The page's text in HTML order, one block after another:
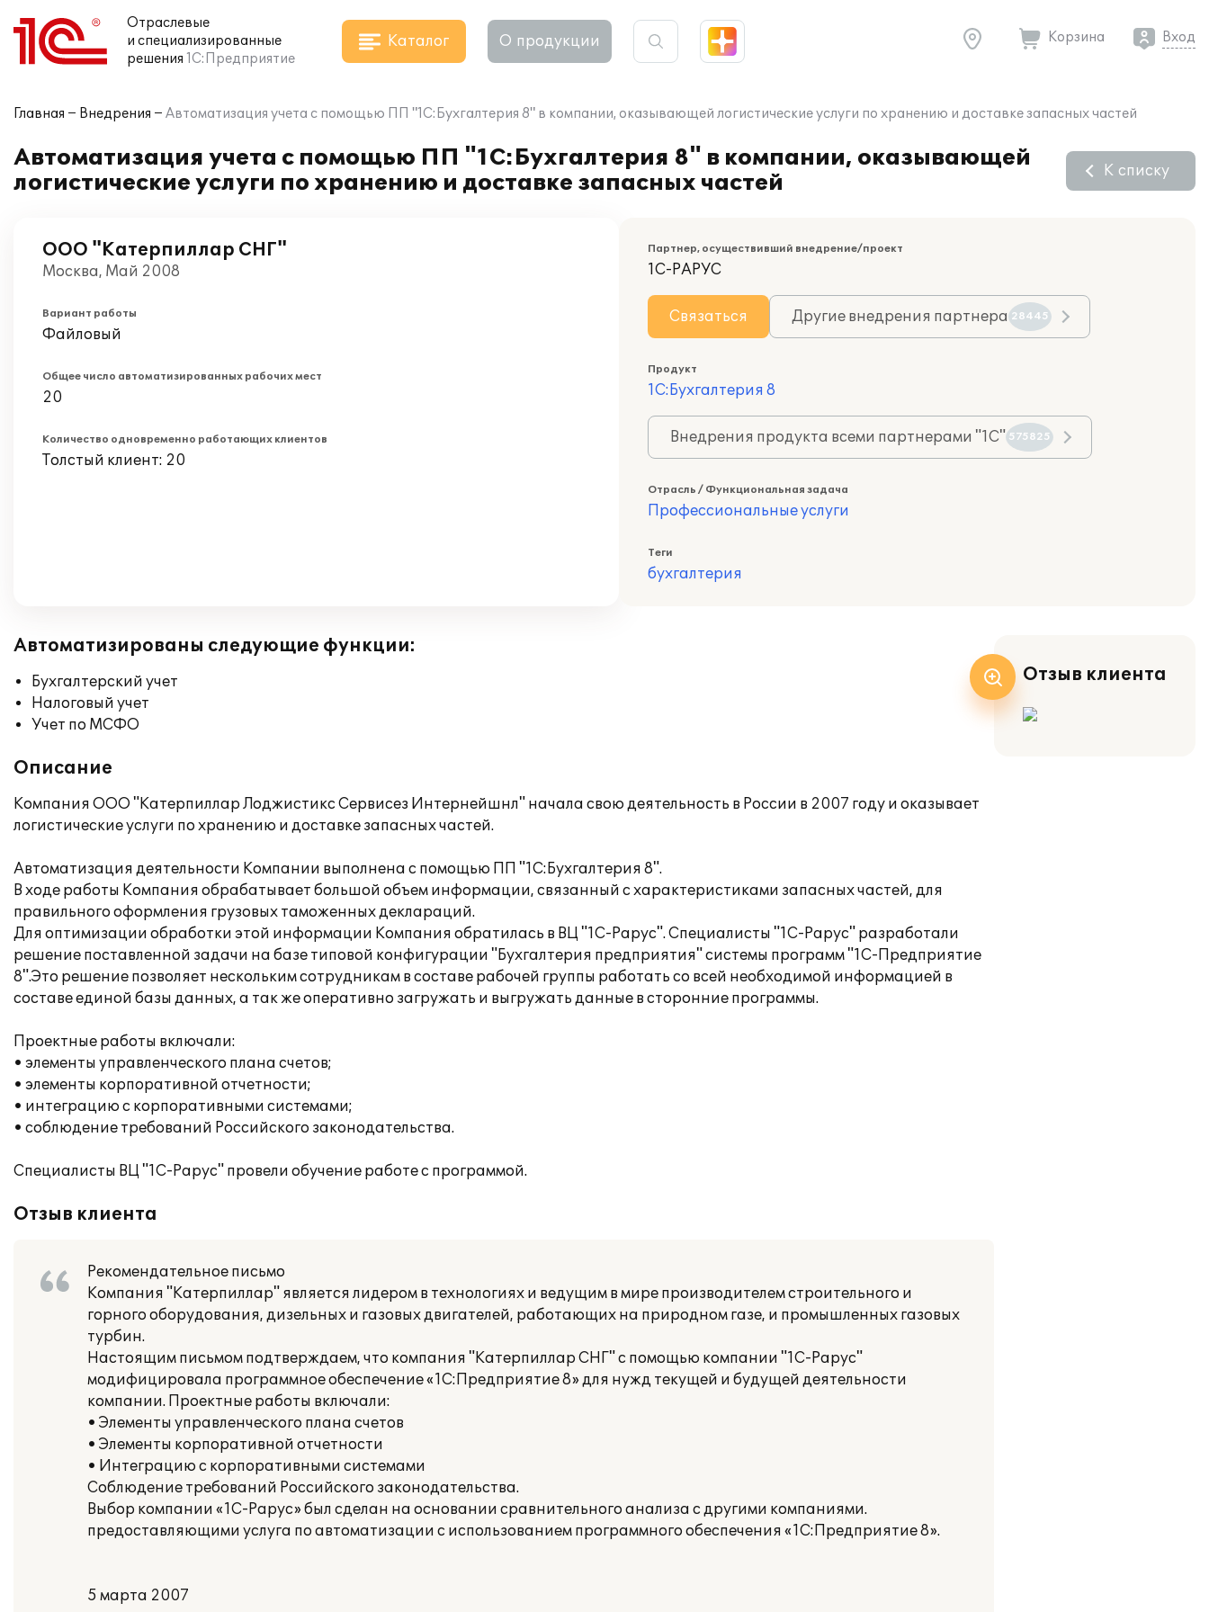
Отраслевые
и специализированные
решения 1С:Предприятие
Каталог О продукции Корзина Вход
Главная Внедрения Автоматизация учета с помощью ПП "1С:Бухгалтерия 8" в компании, оказывающей логистические услуги по хранению и доставке запасных частей
Автоматизация учета с помощью ПП "1С:Бухгалтерия 8" в компании, оказывающей
логистические услуги по хранению и доставке запасных частей
К списку
ООО "Катерпиллар СНГ"
Москва, Май 2008
Вариант работы
Файловый
Общее число автоматизированных рабочих мест
20
Количество одновременно работающих клиентов
Толстый клиент: 20
Партнер, осуществивший внедрение/проект
1С-РАРУС
Связаться Другие внедрения партнера 28445
Продукт
1С:Бухгалтерия 8
Внедрения продукта всеми партнерами "1С" 575825
Отрасль / Функциональная задача
Профессиональные услуги
Теги
бухгалтерия
Автоматизированы следующие функции:
Бухгалтерский учет
Налоговый учет
Учет по МСФО
Описание
Компания ООО "Катерпиллар Лоджистикс Сервисез Интернейшнл" начала свою деятельность в России в 2007 году и оказывает
логистические услуги по хранению и доставке запасных частей.
Автоматизация деятельности Компании выполнена с помощью ПП "1С:Бухгалтерия 8".
В ходе работы Компания обрабатывает большой объем информации, связанный с характеристиками запасных частей, для
правильного оформления грузовых таможенных деклараций.
Для оптимизации обработки этой информации Компания обратилась в ВЦ "1С-Рарус". Специалисты "1С-Рарус" разработали
решение поставленной задачи на базе типовой конфигурации "Бухгалтерия предприятия" системы программ "1С-Предприятие
8".Это решение позволяет нескольким сотрудникам в составе рабочей группы работать со всей необходимой информацией в
составе единой базы данных, а так же оперативно загружать и выгружать данные в сторонние программы.
Проектные работы включали:
• элементы управленческого плана счетов;
• элементы корпоративной отчетности;
• интеграцию с корпоративными системами;
• соблюдение требований Российского законодательства.
Специалисты ВЦ "1С-Рарус" провели обучение работе с программой.
Отзыв клиента
Рекомендательное письмо
Компания "Катерпиллар" является лидером в технологиях и ведущим в мире производителем строительного и
горного оборудования, дизельных и газовых двигателей, работающих на природном газе, и промышленных газовых
турбин.
Настоящим письмом подтверждаем, что компания "Катерпиллар СНГ" с помощью компании "1С-Рарус"
модифицировала программное обеспечение «1С:Предприятие 8» для нужд текущей и будущей деятельности
компании. Проектные работы включали:
• Элементы управленческого плана счетов
• Элементы корпоративной отчетности
• Интеграцию с корпоративными системами
Соблюдение требований Российского законодательства.
Выбор компании «1C-Papyc» был сделан на основании сравнительного анализа с другими компаниями.
предоставляющими услуга по автоматизации с использованием программного обеспечения «1С:Предприятие 8».
5 марта 2007
Отзыв клиента